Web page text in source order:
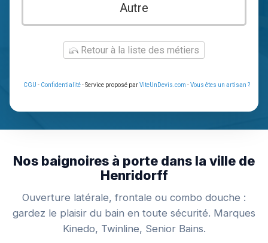
Autre
Retour à la liste des métiers
CGU - Confidentialité- Service proposé parViteUnDevis.com -Vous êtes un artisan ?
Nos baignoires à porte dans la ville de
Henridorff
Ouverture latérale, frontale ou combo douche :
gardez le plaisir du bain en toute sécurité. Marques
Kinedo, Twinline, Senior Bains.